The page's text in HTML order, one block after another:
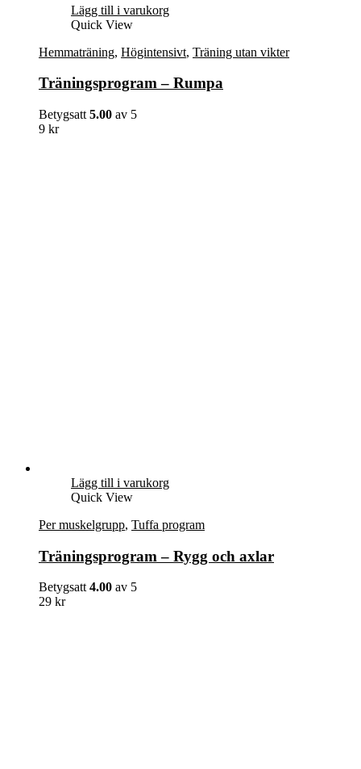
Lägg till i varukorg
Quick View
Hemmaträning, Högintensivt, Träning utan vikter
Träningsprogram – Rumpa
Betygsatt 5.00 av 5
9 kr
Lägg till i varukorg
Quick View
Per muskelgrupp, Tuffa program
Träningsprogram – Rygg och axlar
Betygsatt4.00 av 5
29 kr